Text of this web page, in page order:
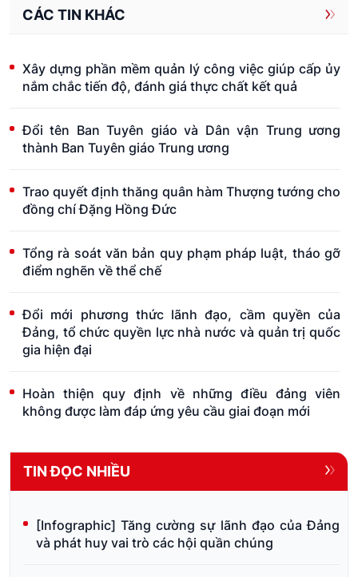
CÁC TIN KHÁC
Xây dựng phần mềm quản lý công việc giúp cấp ủy
nắm chắc tiến độ, đánh giá thực chất kết quả
Đổi tên Ban Tuyên giáo và Dân vận Trung ương
thành Ban Tuyên giáo Trung ương
Trao quyết định thăng quân hàm Thượng tướng cho
đồng chí Đặng Hồng Đức
Tổng rà soát văn bản quy phạm pháp luật, tháo gỡ
điểm nghẽn về thể chế
Đổi mới phương thức lãnh đạo, cầm quyền của
Đảng, tổ chức quyền lực nhà nước và quản trị quốc
gia hiện đại
Hoàn thiện quy định về những điều đảng viên
không được làm đáp ứng yêu cầu giai đoạn mới
TIN ĐỌC NHIỀU
[Infographic] Tăng cường sự lãnh đạo của Đảng
và phát huy vai trò các hội quần chúng